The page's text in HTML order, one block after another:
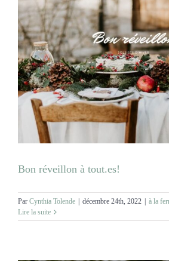
Bon réveillon à tout.es!
Par Cynthia Tolende | décembre 24th, 2022 | à la
Lire la suite